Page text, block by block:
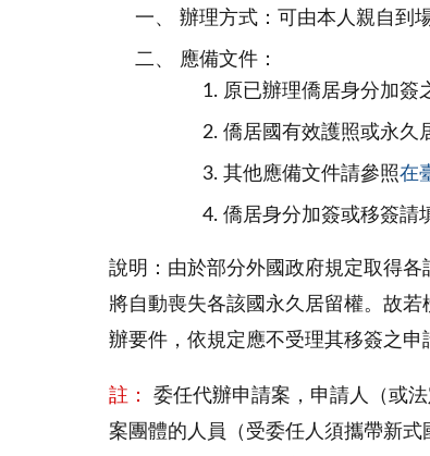
辦理方式：可由本人親自到
應備文件：
原已辦理僑居身分加簽
僑居國有效護照或永久
其他應備文件請參照在
僑居身分加簽或移簽請
說明：由於部分外國政府規定取得
將自動喪失各該國永久居留權。故
辦要件，依規定應不受理其移簽之申
註： 委任代辦申請案，申請人（或
案團體的人員（受委任人須攜帶新